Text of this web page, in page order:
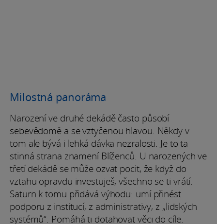
Milostná panoráma
Narození ve druhé dekádě často působí
sebevědomě a se vztyčenou hlavou. Někdy v
tom ale bývá i lehká dávka nezralosti. Je to ta
stinná strana znamení Blíženců. U narozených ve
třetí dekádě se může ozvat pocit, že když do
vztahu opravdu investuješ, všechno se ti vrátí.
Saturn k tomu přidává výhodu: umí přinést
podporu z institucí, z administrativy, z „lidských
systémů“. Pomáhá ti dotahovat věci do cíle.